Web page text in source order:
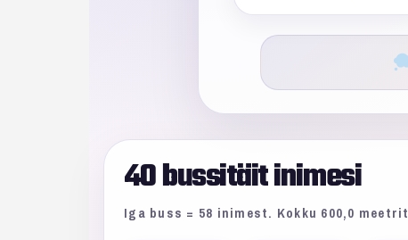
40 bussitäit inimesi
Iga buss = 58 inimest. Kokku 600,0